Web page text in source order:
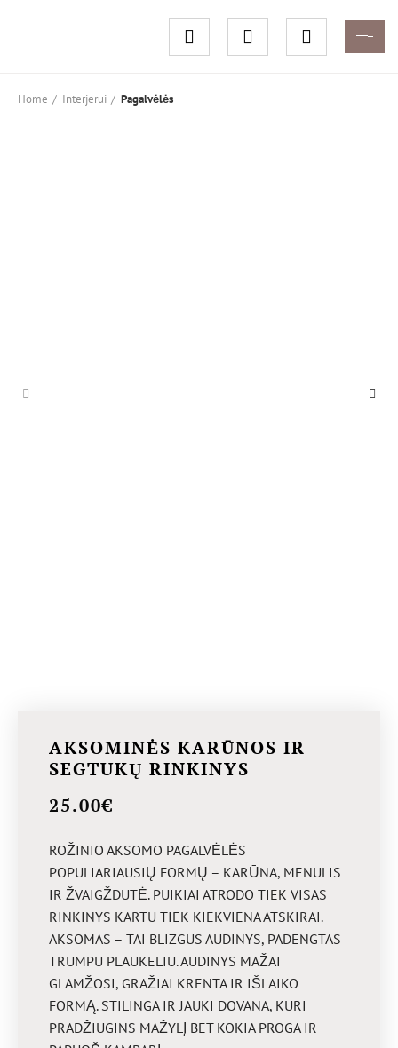
Home Interjerui Pagalvėlės
AKSOMINĖS KARŪNOS IR
SEGTUKŲ RINKINYS
25.00€
ROŽINIO AKSOMO PAGALVĖLĖS
POPULIARIAUSIŲ FORMŲ – KARŪNA, MENULIS
IR ŽVAIGŽDUTĖ. PUIKIAI ATRODO TIEK VISAS
RINKINYS KARTU TIEK KIEKVIENA ATSKIRAI.
AKSOMAS – TAI BLIZGUS AUDINYS, PADENGTAS
TRUMPU PLAUKELIU. AUDINYS MAŽAI
GLAMŽOSI, GRAŽIAI KRENTA IR IŠLAIKO
FORMĄ. STILINGA IR JAUKI DOVANA, KURI
PRADŽIUGINS MAŽYLĮ BET KOKIA PROGA IR